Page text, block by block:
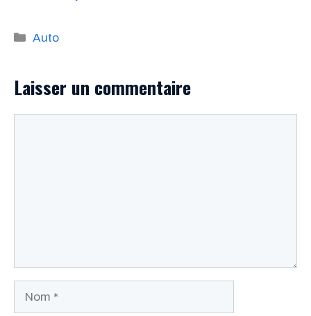
Catégories
Auto
Laisser un commentaire